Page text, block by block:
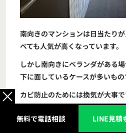
南向きのマンションは日当たり
べても人気が高くなっています。
しかし南向きにベランダがある
下に面しているケースが多いもの
カビ防止のためには換気が大事
いるとなんとなく窓を開けにく
しゃるのではないでしょうか。
無料で電話相談 LINE見積